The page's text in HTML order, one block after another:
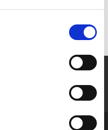
NEWSLETTER
della nostra Community!